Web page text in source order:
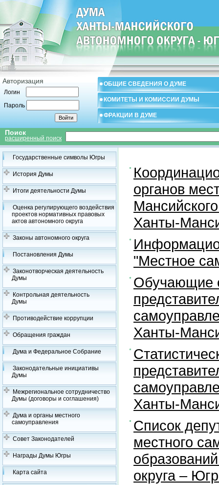
Авторизация
Логин
Пароль
ОБЩИЕ СВЕДЕНИЯ О ДУМЕ
КОМИТЕТЫ И КОМИССИИ ДУМЫ
ФРАКЦИИ В ДУМЕ
Поиск
расширенный поиск
Государственные символы Югры
История Думы
Итоги деятельности Думы
Оценка регулирующего воздействия
проектов нормативных правовых
актов автономного округа
Законы автономного округа
Постановления Думы
Законотворческая деятельность
Думы
Контрольная деятельность
Думы
Противодействие коррупции
Обращения граждан
Дума и Федеральное Собрание
Законодательные инициативы
Думы
Межрегиональное сотрудничество
Думы (договоры и соглашения)
Дума и органы местного
самоуправления
Совет Законодателей
Награды Думы Югры
Карта сайта
органов
Ханты-
"Местное
Обучающие
Ханты-
Ханты-
Список
местного
округа –